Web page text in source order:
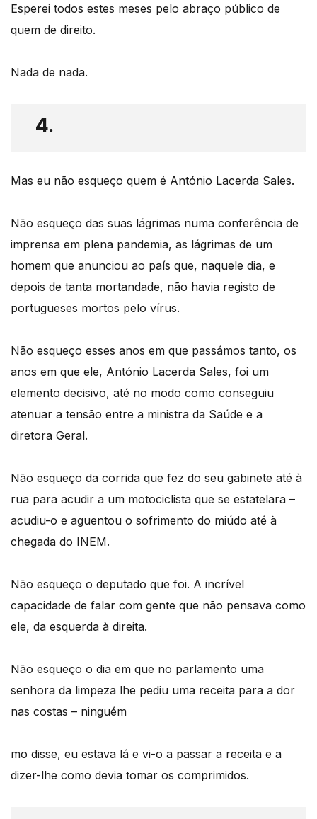
Esperei todos estes meses pelo abraço público de
quem de direito.
Nada de nada.
4.
Mas eu não esqueço quem é António Lacerda Sales.
Não esqueço das suas lágrimas numa conferência de
imprensa em plena pandemia, as lágrimas de um
homem que anunciou ao país que, naquele dia, e
depois de tanta mortandade, não havia registo de
portugueses mortos pelo vírus.
Não esqueço esses anos em que passámos tanto, os
anos em que ele, António Lacerda Sales, foi um
elemento decisivo, até no modo como conseguiu
atenuar a tensão entre a ministra da Saúde e a
diretora Geral.
Não esqueço da corrida que fez do seu gabinete até à
rua para acudir a um motociclista que se estatelara –
acudiu-o e aguentou o sofrimento do miúdo até à
chegada do INEM.
Não esqueço o deputado que foi. A incrível
capacidade de falar com gente que não pensava como
ele, da esquerda à direita.
Não esqueço o dia em que no parlamento uma
senhora da limpeza lhe pediu uma receita para a dor
nas costas – ninguém
mo disse, eu estava lá e vi-o a passar a receita e a
dizer-lhe como devia tomar os comprimidos.